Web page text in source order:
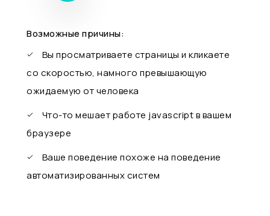
Возможные причины:
Вы просматриваете страницы и кликаете
со скоростью, намного превышающую
ожидаемую от человека
Что-то мешает работе javascript в вашем
браузере
Ваше поведение похоже на поведение
автоматизированных систем